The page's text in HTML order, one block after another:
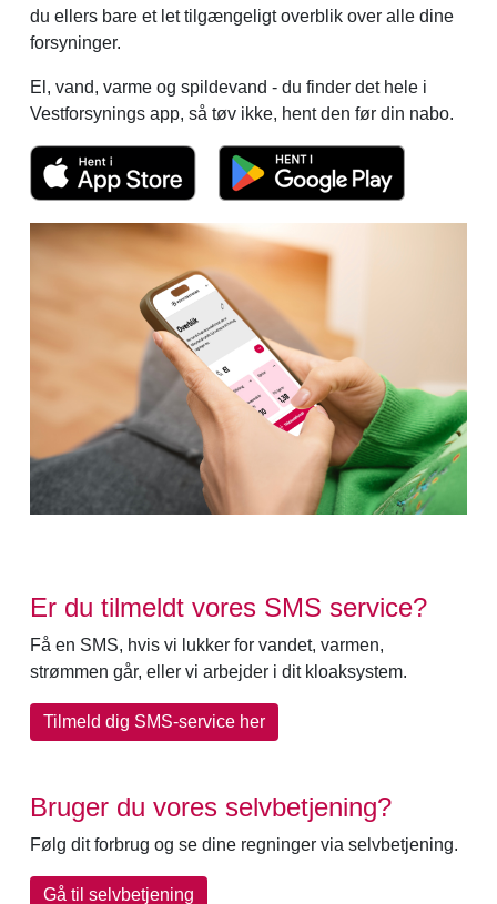
du ellers bare et let tilgængeligt overblik over alle dine
forsyninger.
El, vand, varme og spildevand - du finder det hele i
Vestforsynings app, så tøv ikke, hent den før din nabo.
Er du tilmeldt vores SMS service?
Få en SMS, hvis vi lukker for vandet, varmen,
strømmen går, eller vi arbejder i dit kloaksystem.
Tilmeld dig SMS-service her
Bruger du vores selvbetjening?
Følg dit forbrug og se dine regninger via selvbetjening.
Gå til selvbetjening